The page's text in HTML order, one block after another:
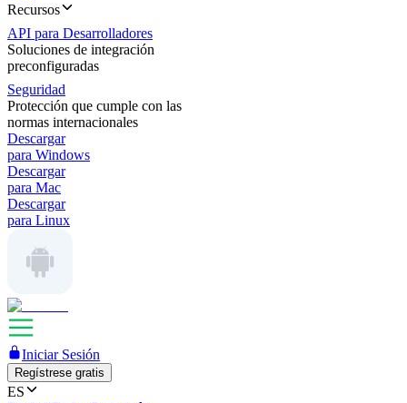
Recursos
API para Desarrolladores
Soluciones de integración
preconfiguradas
Seguridad
Protección que cumple con las
normas internacionales
Descargar
para Windows
Descargar
para Mac
Descargar
para Linux
Iniciar Sesión
Regístrese gratis
ES